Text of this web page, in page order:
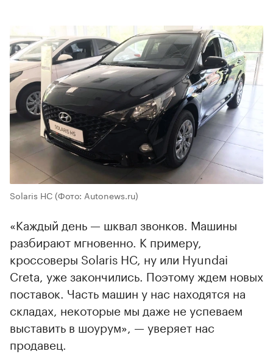
Solaris HC(Фото: Autonews.ru)
«Каждый день — шквал звонков. Машины
разбирают мгновенно. К примеру,
кроссоверы Solaris HC, ну или Hyundai
Creta, уже закончились. Поэтому ждем новых
поставок. Часть машин у нас находятся на
складах, некоторые мы даже не успеваем
выставить в шоурум», — уверяет нас
продавец.